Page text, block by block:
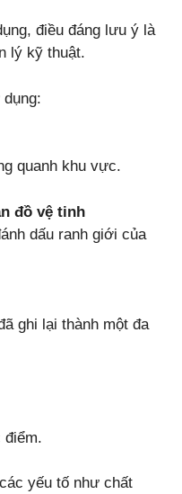
điều đáng lưu ý là
lý kỹ thuật.
quanh khu vực.
đồ vệ tinh
dấu ranh giới của
ghi lại thành một đa
điểm.
yếu tố như chất